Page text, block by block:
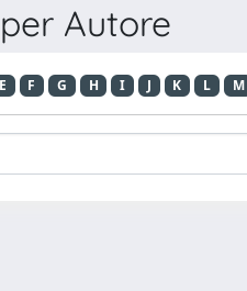
Autore
E F G H I J K L M